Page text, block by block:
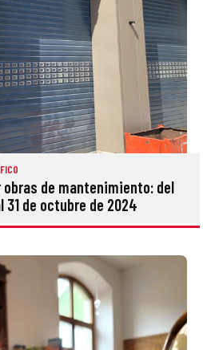
de mantenimiento: del
de octubre de 2024